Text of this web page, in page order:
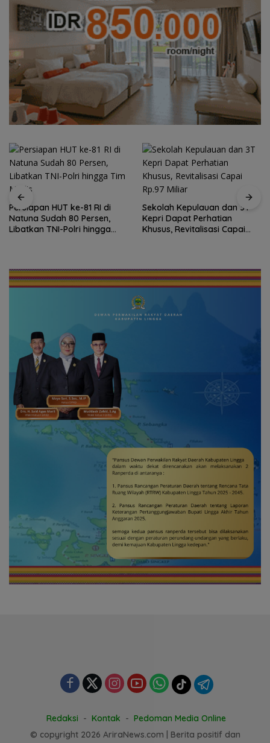
Persiapan HUT ke-81 RI di
Natuna Sudah 80 Persen,
Libatkan TNI-Polri hingga
Sekolah Kepulauan dan 3T
Kepri Dapat Perhatian
Khusus, Revitalisasi Capai
Redaksi Kontak
Pedoman Media Online
© copyright 2026 AriraNews.com | Berita positif dan